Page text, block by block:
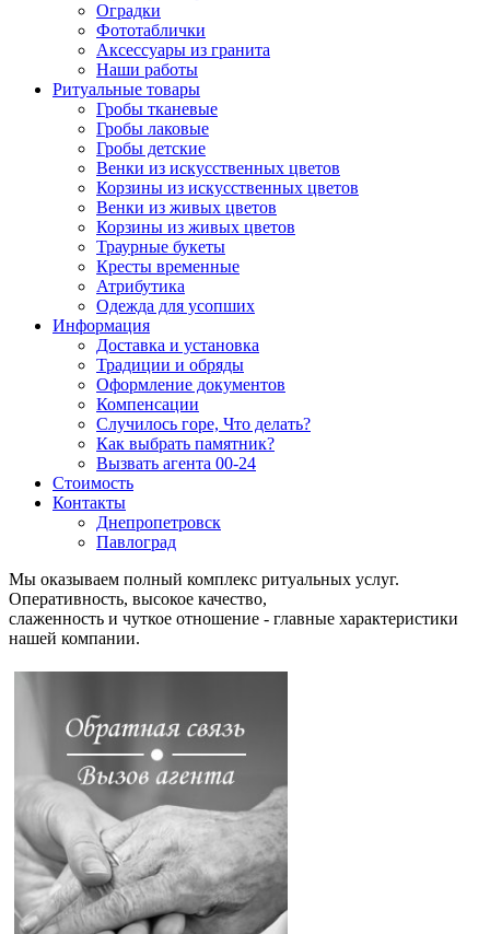
Оградки
Фототаблички
Аксессуары из гранита
Наши работы
Ритуальные товары
Гробы тканевые
Гробы лаковые
Гробы детские
Венки из искусственных цветов
Корзины из искусственных цветов
Венки из живых цветов
Корзины из живых цветов
Траурные букеты
Кресты временные
Атрибутика
Одежда для усопших
Информация
Доставка и установка
Традиции и обряды
Оформление документов
Компенсации
Случилось горе, Что делать?
Как выбрать памятник?
Вызвать агента 00-24
Стоимость
Контакты
Днепропетровск
Павлоград
Мы оказываем полный комплекс ритуальных услуг.
Оперативность, высокое качество,
слаженность и чуткое отношение - главные характеристики
нашей компании.